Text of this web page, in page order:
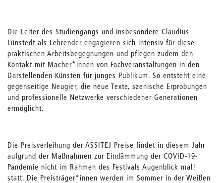
Die Leiter des Studiengangs und insbesondere Claudius
Lünstedt als Lehrender engagieren sich intensiv für diese
praktischen Arbeitsbegegnungen und pflegen zudem den
Kontakt mit Macher*innen von Fachveranstaltungen in den
Darstellenden Künsten für junges Publikum. So entsteht eine
gegenseitige Neugier, die neue Texte, szenische Erprobungen
und professionelle Netzwerke verschiedener Generationen
ermöglicht.
Die Preisverleihung der ASSITEJ Preise findet in diesem Jahr
aufgrund der Maßnahmen zur Eindämmung der COVID-19-
Pandemie nicht im Rahmen des Festivals Augenblick mal!
statt. Die Preisträger*innen werden im Sommer in der Weißen